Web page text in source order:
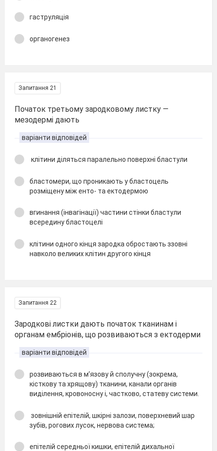
гаструляція
органогенез
Запитання 21
Початок третьому зародковому листку —
мезодермі дають
варіанти відповідей
клітини діляться паралельно поверхні бластули
бластомери, що проникають у бластоцель
розміщену між енто- та ектодермою
вгинання (інвагінації) частини стінки бластули
всередину бластоцелі
клітини одного кінця зародка обростають ззовні
навколо великих клітин другого кінця
Запитання 22
Зародкові листки дають початок тканинам і
органам ембріонів, що розвиваються з ектодерми
варіанти відповідей
розвиваються в м’язову й сполучну (зокрема,
кісткову та хрящову) тканини, канали органів
виділення, кровоносну і, частково, статеву системи.
зовнішній епітелій, шкірні залози, поверхневий шар
зубів, рогових лусок, нервова система;
епітелій середньої кишки, епітелій дихальної